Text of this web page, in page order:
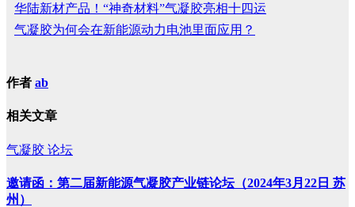
华陆新材产品！“神奇材料”气凝胶亮相十四运
气凝胶为何会在新能源动力电池里面应用？
作者 ab
相关文章
气凝胶 论坛
邀请函：第二届新能源气凝胶产业链论坛（2024年3月22日 苏
州）